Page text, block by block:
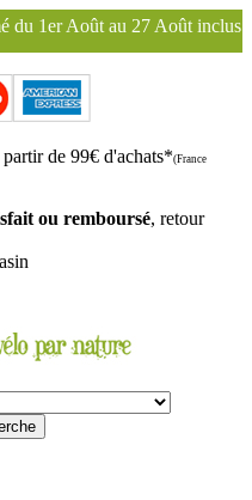
Bonnes vacances !
partir de 99€ d'achats*(France
ou remboursé, retour